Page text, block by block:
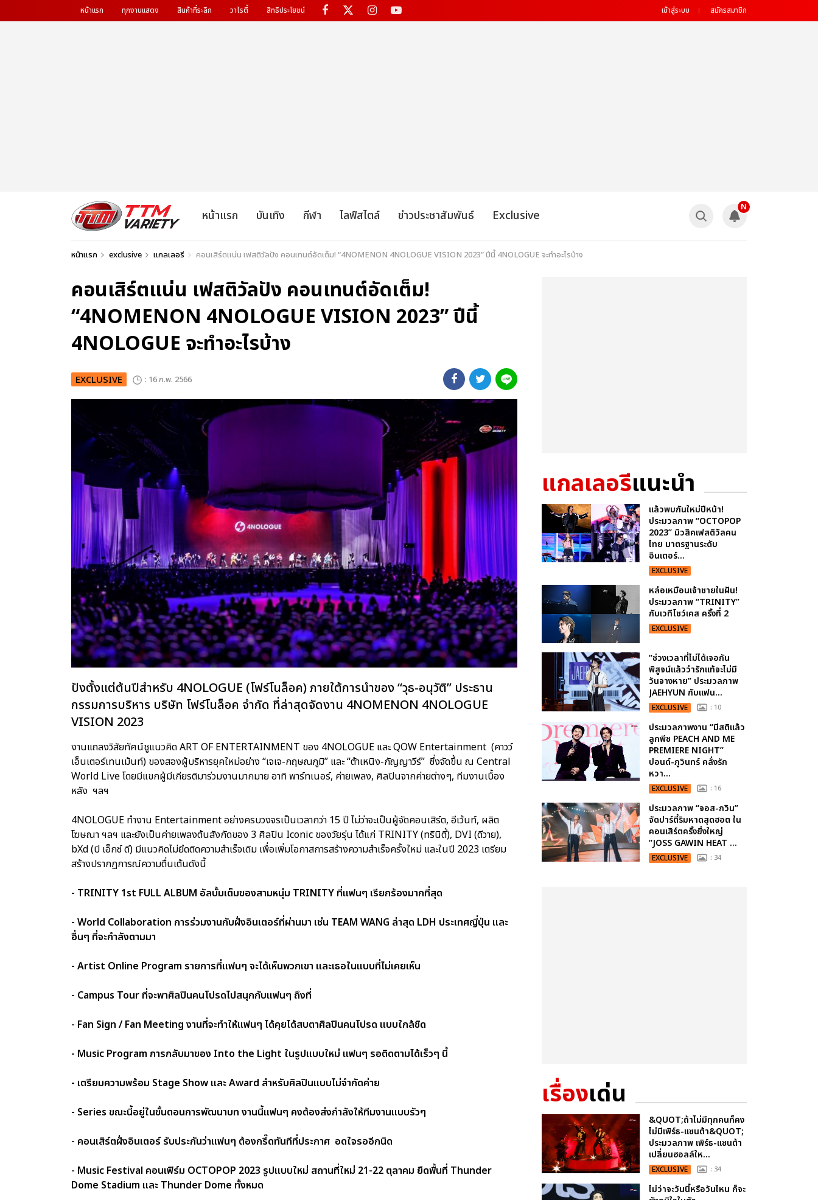
หน้าแรก ทุกงานแสดง สินค้าที่ระลึก วาไรตี้ สิทธิประโยชน์ เข้าสู่ระบบ สมัครสมาชิก
หน้าแรก บันเทิง กีฬา ไลฟ์สไตล์ ข่าวประชาสัมพันธ์ Exclusive
N
หน้าแรก exclusive แกลเลอรี คอนเสิร์ตแน่น เฟสติวัลปัง คอนเทนต์อัดเต็ม! “4NOMENON 4NOLOGUE VISION 2023” ปีนี้ 4NOLOGUE จะทำอะไรบ้าง
คอนเสิร์ตแน่น เฟสติวัลปัง คอนเทนต์อัดเต็ม!
“4NOMENON 4NOLOGUE VISION 2023” ปีนี้
4NOLOGUE จะทำอะไรบ้าง
EXCLUSIVE : 16 ก.พ. 2566
ปังตั้งแต่ต้นปีสำหรับ 4NOLOGUE (โฟร์โนล็อค) ภายใต้การนำของ “วุธ-อนุวัติ” ประธาน
กรรมการบริหาร บริษัท โฟร์โนล็อค จำกัด ที่ล่าสุดจัดงาน 4NOMENON 4NOLOGUE
VISION 2023
งานแถลงวิสัยทัศน์ชูแนวคิด ART OF ENTERTAINMENT ของ 4NOLOGUE และ QOW Entertainment (คาวว์
เอ็นเตอร์เทนเม้นท์) ของสองผู้บริหารยุคใหม่อย่าง “เจเจ-กฤษณภูมิ” และ “ต้าเหนิง-กัญญาวีร์” ซึ่งจัดขึ้น ณ Central
World Live โดยมีแขกผู้มีเกียรติมาร่วมงานมากมาย อาทิ พาร์ทเนอร์, ค่ายเพลง, ศิลปินจากค่ายต่างๆ, ทีมงานเบื้อง
หลัง ฯลฯ
4NOLOGUE ทำงาน Entertainment อย่างครบวงจรเป็นเวลากว่า 15 ปี ไม่ว่าจะเป็นผู้จัดคอนเสิร์ต, อีเว้นท์, ผลิต
โฆษณา ฯลฯ และยังเป็นค่ายเพลงต้นสังกัดของ 3 ศิลปิน Iconic ของวัยรุ่น ได้แก่ TRINITY (ทรินิตี้), DVI (ดีวาย),
bXd (บี เอ็กซ์ ดี) มีแนวคิดไม่ยึดติดความสำเร็จเดิม เพื่อเพิ่มโอกาสการสร้างความสำเร็จครั้งใหม่ และในปี 2023 เตรียม
สร้างปรากฏการณ์ความตื่นเต้นดังนี้
- TRINITY 1st FULL ALBUM อัลบั้มเต็มของสามหนุ่ม TRINITY ที่แฟนๆ เรียกร้องมากที่สุด
- World Collaboration การร่วมงานกับฝั่งอินเตอร์ที่ผ่านมา เช่น TEAM WANG ล่าสุด LDH ประเทศญี่ปุ่น และ
อื่นๆ ที่จะกำลังตามมา
- Artist Online Program รายการที่แฟนๆ จะได้เห็นพวกเขา และเธอในแบบที่ไม่เคยเห็น
- Campus Tour ที่จะพาศิลปินคนโปรดไปสนุกกับแฟนๆ ถึงที่
- Fan Sign / Fan Meeting งานที่จะทำให้แฟนๆ ได้คุยได้สบตาศิลปินคนโปรด แบบใกล้ชิด
- Music Program การกลับมาของ Into the Light ในรูปแบบใหม่ แฟนๆ รอติดตามได้เร็วๆ นี้
- เตรียมความพร้อม Stage Show และ Award สำหรับศิลปินแบบไม่จำกัดค่าย
- Series ขณะนี้อยู่ในขั้นตอนการพัฒนาบท งานนี้แฟนๆ คงต้องส่งกำลังให้ทีมงานแบบรัวๆ
- คอนเสิร์ตฝั่งอินเตอร์ รับประกันว่าแฟนๆ ต้องกรี๊ดทันทีที่ประกาศ อดใจรออีกนิด
- Music Festival คอนเฟิร์ม OCTOPOP 2023 รูปแบบใหม่ สถานที่ใหม่ 21-22 ตุลาคม ยึดพื้นที่ Thunder
Dome Stadium และ Thunder Dome ทั้งหมด
แกลเลอรีแนะนำ
แล้วพบกันใหม่ปีหน้า!
ประมวลภาพ “OCTOPOP
2023” มิวสิคเฟสติวัลคน
ไทย มาตรฐานระดับ
อินเตอร์...
EXCLUSIVE
หล่อเหมือนเจ้าชายในฝัน!
ประมวลภาพ “TRINITY”
กับเวทีโชว์เคส ครั้งที่ 2
EXCLUSIVE
“ช่วงเวลาที่ไม่ได้เจอกัน
พิสูจน์แล้วว่ารักแท้จะไม่มี
วันจางหาย” ประมวลภาพ
JAEHYUN กับแฟน...
EXCLUSIVE : 10
ประมวลภาพงาน “มีสติแล้ว
ลูกพีช PEACH AND ME
PREMIERE NIGHT”
ปอนด์-ภูวินทร์ คลั่งรัก
หวา...
EXCLUSIVE : 16
ประมวลภาพ “จอส-กวิน”
จัดปาร์ตี้ริมหาดสุดฮอต ใน
คอนเสิร์ตครั้งยิ่งใหญ่
“JOSS GAWIN HEAT ...
EXCLUSIVE : 34
เรื่องเด่น
&QUOT;ถ้าไม่มีทุกคนก็คง
ไม่มีเพิร์ธ-แซนต้า&QUOT;
ประมวลภาพ เพิร์ธ-แซนต้า
เปลี่ยนฮอลล์ให...
EXCLUSIVE : 34
ไม่ว่าจะวันนี้หรือวันไหน ก็จะ